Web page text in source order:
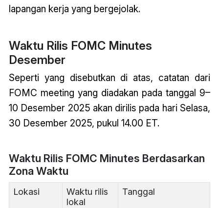
lapangan kerja yang bergejolak.
Waktu Rilis FOMC Minutes
Desember
Seperti yang disebutkan di atas, catatan dari
FOMC meeting yang diadakan pada tanggal 9–
10 Desember 2025 akan dirilis pada hari Selasa,
30 Desember 2025, pukul 14.00 ET.
Waktu Rilis FOMC Minutes Berdasarkan
Zona Waktu
Lokasi
Waktu rilis
lokal
Tanggal